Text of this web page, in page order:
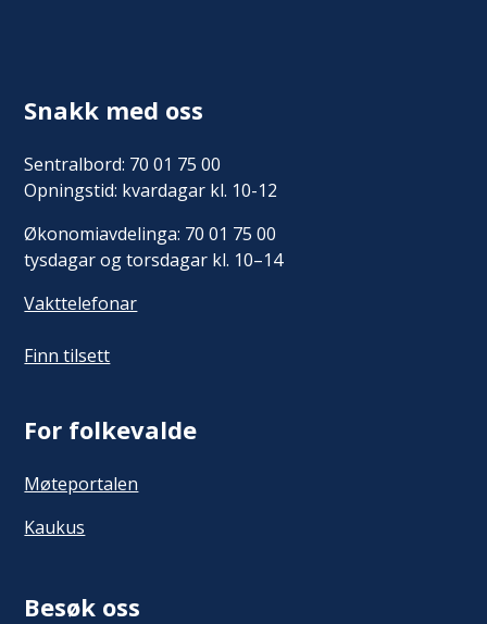
Snakk med oss
Sentralbord: 70 01 75 00
Opningstid: kvardagar kl. 10-12
Økonomiavdelinga: 70 01 75 00
tysdagar og torsdagar kl. 10–14
Vakttelefonar
Finn tilsett
For folkevalde
Møteportalen
Kaukus
Besøk oss